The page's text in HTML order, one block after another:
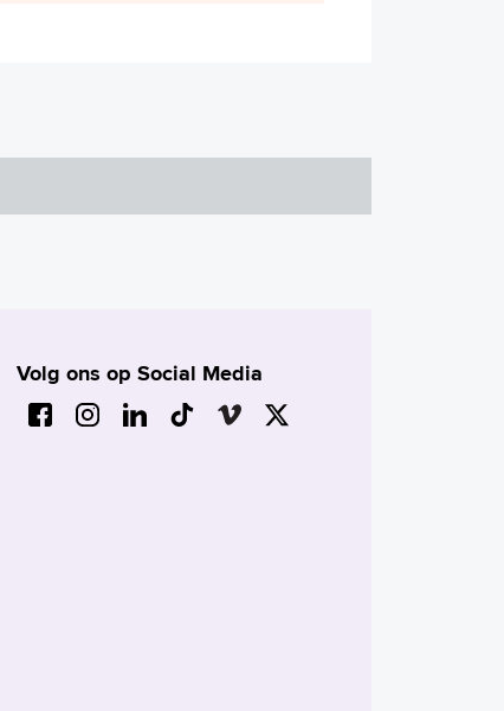
Volg ons op Social Media